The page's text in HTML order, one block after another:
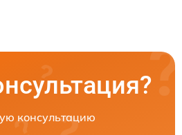
консультацию